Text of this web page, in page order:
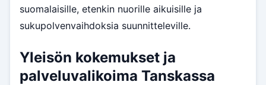
suomalaisille, etenkin nuorille aikuisille ja
sukupolvenvaihdoksia suunnitteleville.
Yleisön kokemukset ja
palveluvalikoima Tanskassa